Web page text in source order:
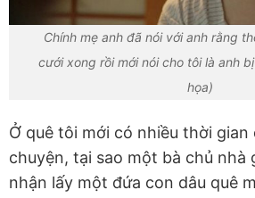
Chính mẹ anh đã nói với anh rằng
cưới xong rồi mới nói cho tôi là anh
họa)
Ở quê tôi mới có nhiều thời gian
chuyện, tại sao một bà chủ nhà
nhận lấy một đứa con dâu quê